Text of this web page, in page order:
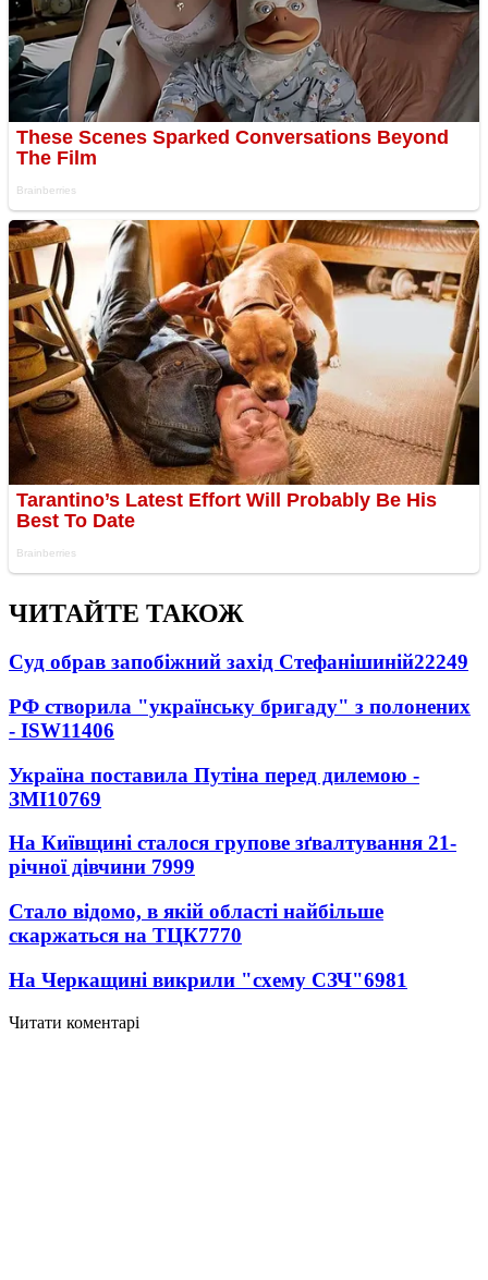
ЧИТАЙТЕ ТАКОЖ
Суд обрав запобіжний захід Стефанішиній22249
РФ створила "українську бригаду" з полонених
- ISW11406
Україна поставила Путіна перед дилемою -
ЗМІ10769
На Київщині сталося групове зґвалтування 21-
річної дівчини 7999
Стало відомо, в якій області найбільше
скаржаться на ТЦК7770
На Черкащині викрили "схему СЗЧ"6981
Читати коментарі